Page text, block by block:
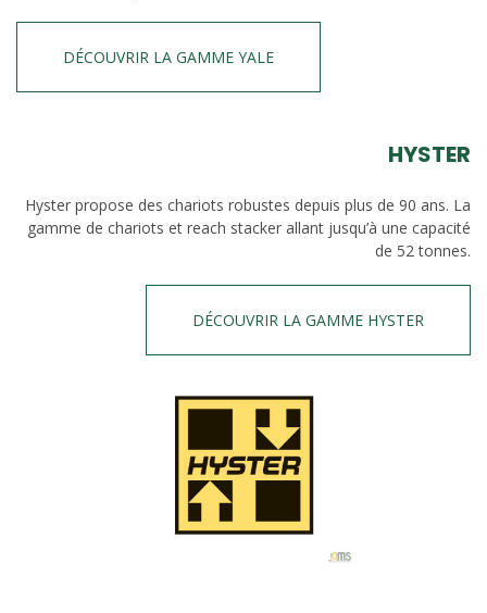
DÉCOUVRIR LA GAMME YALE
HYSTER
Hyster propose des chariots robustes depuis plus de 90 ans. La
gamme de chariots et reach stacker allant jusqu’à une capacité
de 52 tonnes.
DÉCOUVRIR LA GAMME HYSTER